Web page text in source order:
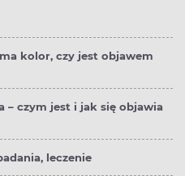
kolor, czy jest objawem
– czym jest i jak się objawia
leczenie